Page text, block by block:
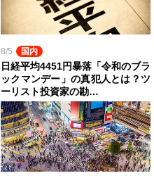
8/5 国内
日経平均4451円暴落「令和のブラ
ックマンデー」の真犯人とは？ツ
ーリスト投資家の勘…